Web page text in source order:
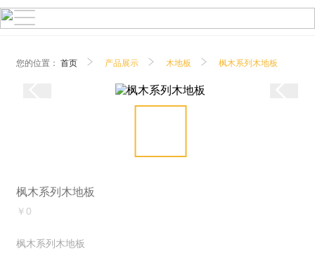
您的位置： 首页 产品展示 木地板 枫木系列木地板
枫木系列木地板
￥0
枫木系列木地板